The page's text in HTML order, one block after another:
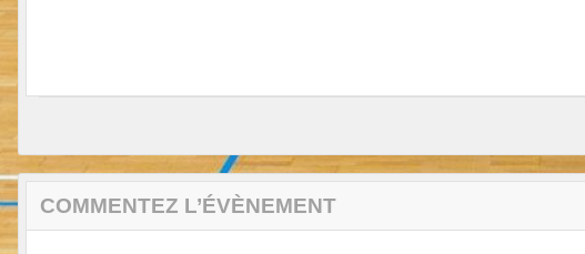
COMMENTEZ L’ÉVÈNEMENT